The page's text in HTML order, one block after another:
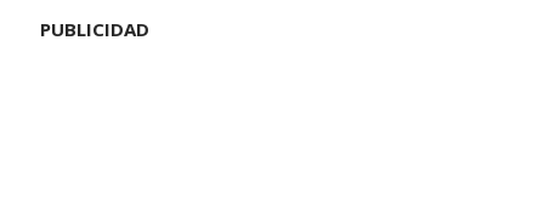
PUBLICIDAD